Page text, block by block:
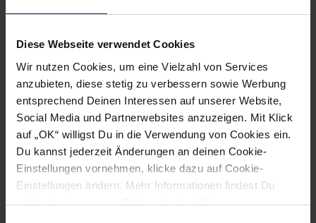
Diese Webseite verwendet Cookies
Wir nutzen Cookies, um eine Vielzahl von Services
anzubieten, diese stetig zu verbessern sowie Werbung
entsprechend Deinen Interessen auf unserer Website,
Social Media und Partnerwebsites anzuzeigen. Mit Klick
auf „OK“ willigst Du in die Verwendung von Cookies ein.
Du kannst jederzeit Änderungen an deinen Cookie-
Einstellungen vornehmen, klicke dazu auf Cookie-
Einstellungen ändern. Mehr Informationen findest Du
außerdem in unsererDatenschutzerklärung.